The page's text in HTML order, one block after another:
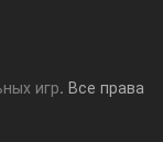
игр. Все права